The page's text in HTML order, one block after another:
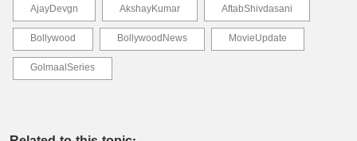
AjayDevgn
AkshayKumar
AftabShivdasani
Bollywood
BollywoodNews
MovieUpdate
GolmaalSeries